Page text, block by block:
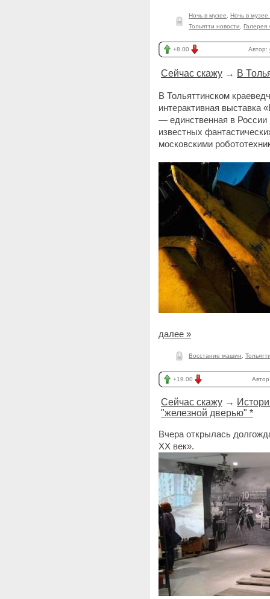
Ночь в музее
Ночь в музее
Тольятти новости
Галерея
+8.00 Автор:
Сейчас скажу → В
В Тольяттинском
интерактивная выставка
— единственная в
известных
московскими
далее »
Восстание машин
+19.00
Сейчас скажу →
"железной дверью" *
Вчера открылась
XX век».